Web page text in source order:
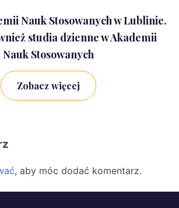
Nauk Stosowanych w Lublinie.
studia dzienne w Akademii
Nauk Stosowanych
Zobacz więcej
, aby móc dodać komentarz.